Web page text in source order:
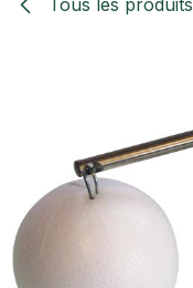
Tous les produits